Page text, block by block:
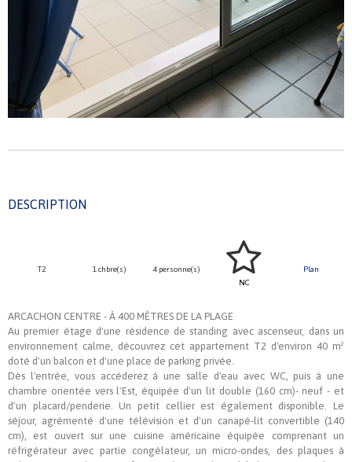
DESCRIPTION
T2 1 chbre(s)
4 personne(s)
NC
Plan
ARCACHON CENTRE - À 400 MÈTRES DE LA PLAGE
Au premier étage d'une résidence de standing avec ascenseur, dans un
environnement calme, découvrez cet appartement T2 d'environ 40 m²
doté d'un balcon et d'une place de parking privée.
Dès l'entrée, vous accéderez à une salle d'eau avec WC, puis à une
chambre orientée vers l'Est, équipée d'un lit double (160 cm)- neuf - et
d'un placard/penderie. Un petit cellier est également disponible. Le
séjour, agrémenté d'une télévision et d'un canapé-lit convertible (140
cm), est ouvert sur une cuisine américaine équipée comprenant un
réfrigérateur avec partie congélateur, un micro-ondes, des plaques à